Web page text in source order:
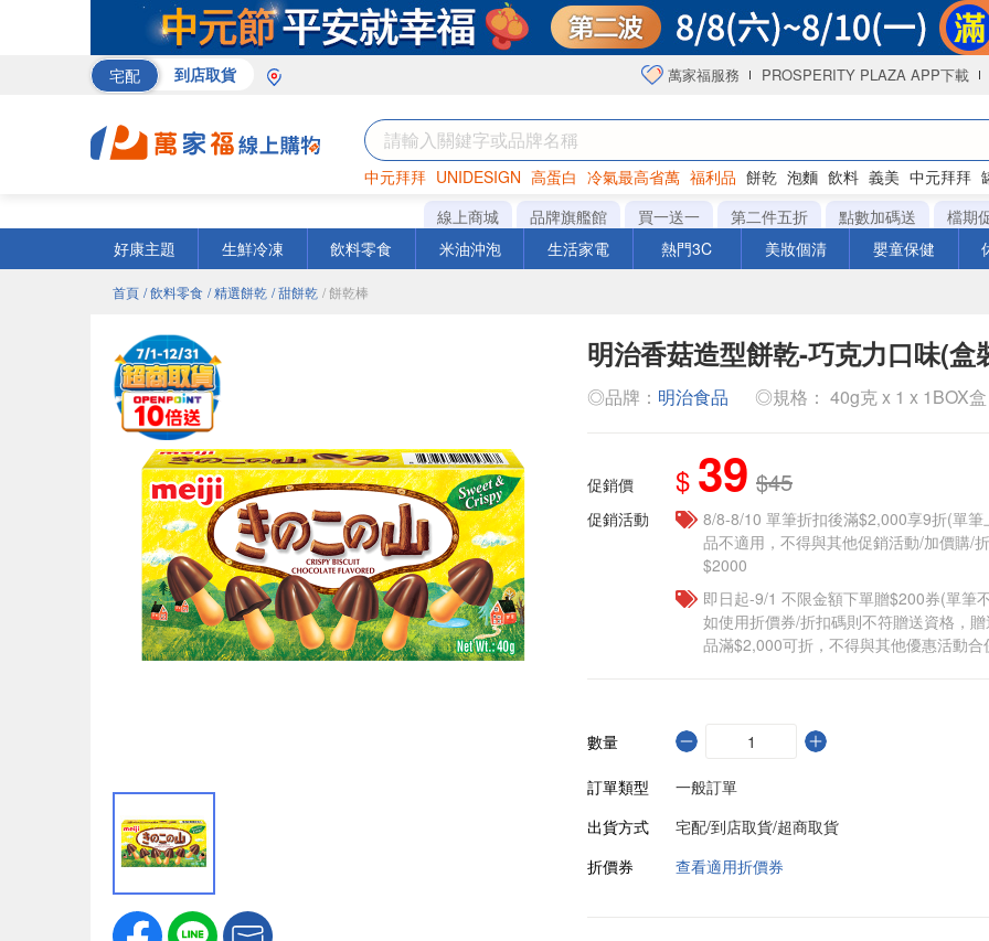
宅配 到店取貨 萬家福服務 PROSPERITY PLAZA APP下載
中元拜拜 UNIDESIGN 高蛋白 冷氣最高省萬 福利品 餅乾 泡麵 飲料 義美 中元拜拜
巧克力 衛生紙 咖啡
線上商城 品牌旗艦館 買一送一 第二件五折 點數加碼送
檔期
好康主題
生鮮冷凍 飲料零食 米油沖泡 生活家電 熱門3C 美妝個清 嬰童保健
首頁 / 飲料零食 / 精選餅乾 / 甜餅乾 / 餅乾棒
明治香菇造型餅乾-巧克力口味(盒
◎品牌： 明治食品 ◎規格： 40g克 x 1 x 1BOX盒
促銷價 $ 39 $45
促銷活動
8/8-8/10 單筆折扣後滿$2,000享9折(單
品不適用，不得與其他促銷活動/加價購/
$2000
即日起-9/1 不限金額下單贈$200券(單筆
如使用折價券/折扣碼則不符贈送資格，
品滿$2,000可折，不得與其他優惠活動合
數量
訂單類型
一般訂單
出貨方式
宅配/到店取貨/超商取貨
折價券
查看適用折價券